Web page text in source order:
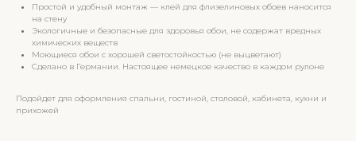
Простой и удобный монтаж — клей для флизелиновых обоев наносится
на стену
Экологичные и безопасные для здоровья обои, не содержат вредных
химических веществ
Моющиеся обои с хорошей светостойкостью (не выцветают)
Сделано в Германии. Настоящее немецкое качество в каждом рулоне
Подойдет для оформления спальни, гостиной, столовой, кабинета, кухни и
прихожей